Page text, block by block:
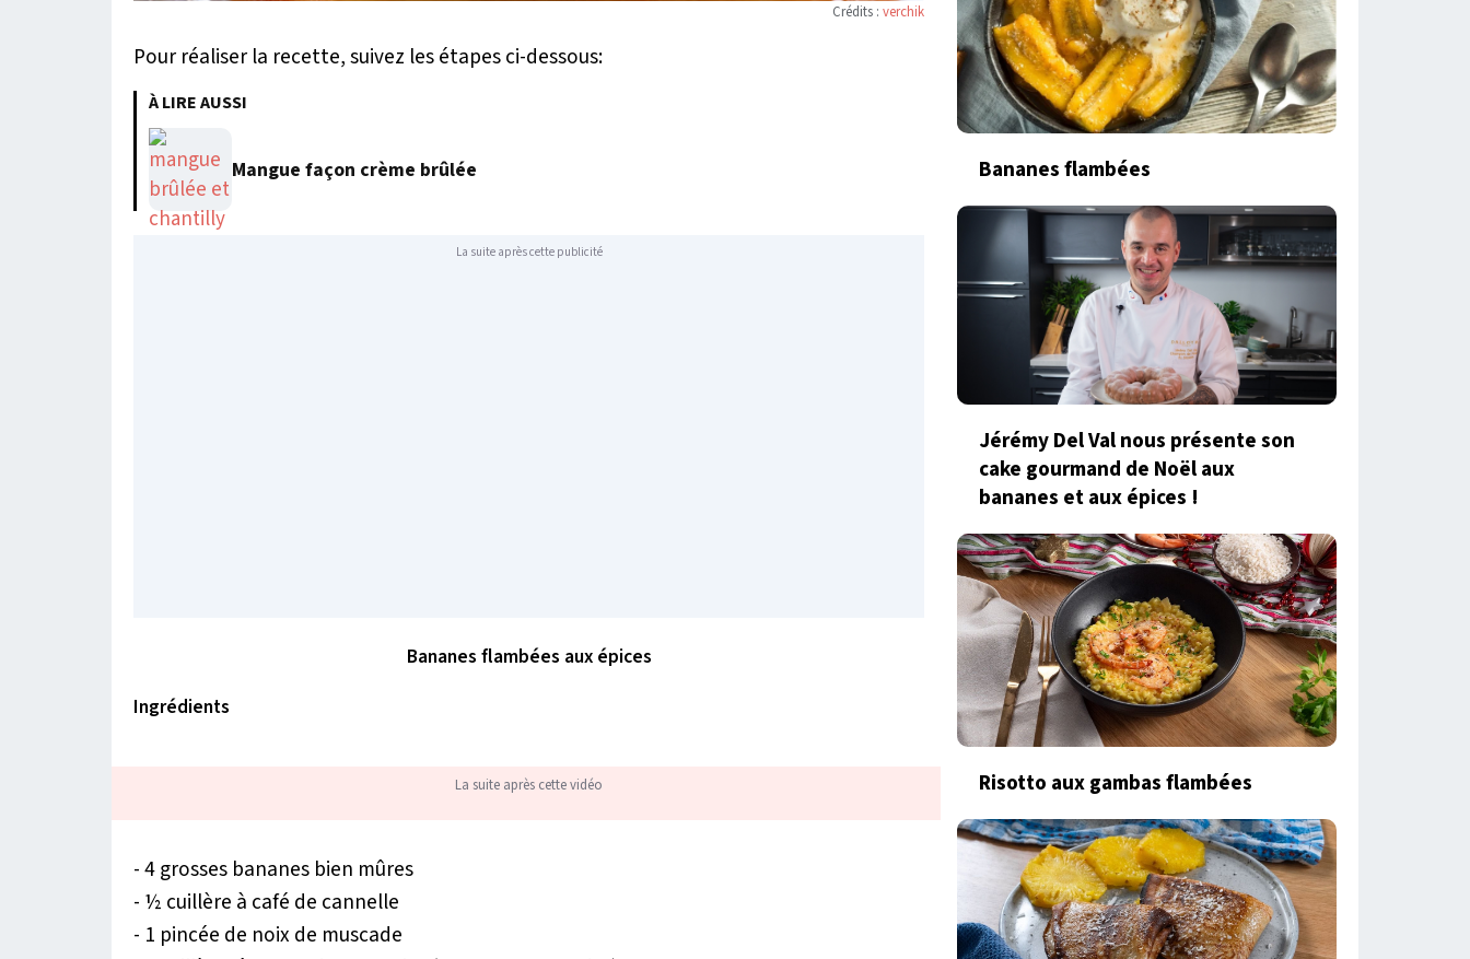
Crédits :verchik
Pour réaliser la recette, suivez les étapes ci-dessous:
À LIRE AUSSI
Mangue façon crème brûlée
La suite après cette publicité
Bananes flambées aux épices
Ingrédients
La suite après cette vidéo
- 4 grosses bananes bien mûres
- ½ cuillère à café de cannelle
- 1 pincée de noix de muscade
Bananes flambées
Jérémy Del Val nous présente son
cake gourmand de Noël aux
bananes et aux épices !
Risotto aux gambas flambées